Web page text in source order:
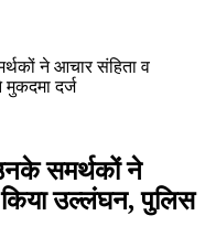
ने आचार संहिता व
दर्ज
समर्थकों ने
उल्लंघन, पुलिस